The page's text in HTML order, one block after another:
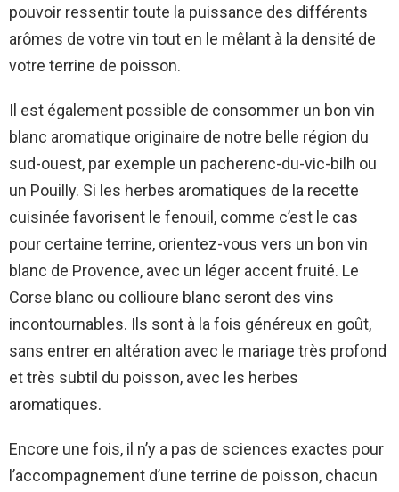
pouvoir ressentir toute la puissance des différents
arômes de votre vin tout en le mêlant à la densité de
votre terrine de poisson.
Il est également possible de consommer un bon vin
blanc aromatique originaire de notre belle région du
sud-ouest, par exemple un pacherenc-du-vic-bilh ou
un Pouilly. Si les herbes aromatiques de la recette
cuisinée favorisent le fenouil, comme c’est le cas
pour certaine terrine, orientez-vous vers un bon vin
blanc de Provence, avec un léger accent fruité. Le
Corse blanc ou collioure blanc seront des vins
incontournables. Ils sont à la fois généreux en goût,
sans entrer en altération avec le mariage très profond
et très subtil du poisson, avec les herbes
aromatiques.
Encore une fois, il n’y a pas de sciences exactes pour
l’accompagnement d’une terrine de poisson, chacun